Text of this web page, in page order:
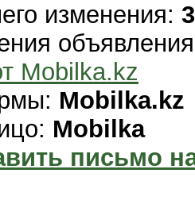
изменения:
Mobilka.kz
Mobilka.kz
Mobilka
письмо